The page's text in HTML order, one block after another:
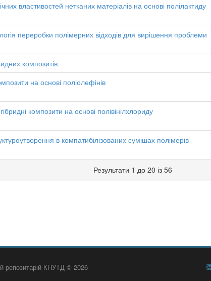
властивостей нетканих матеріалів на основі полілактиду
переробки полімерних відходів для вирішення проблеми
композитів
на основі поліолефінів
композити на основі полівінілхлориду
в компатибілізованих сумішах полімерів
Результати 1 до 20 із 56
репозитарій КНУТД © 2026